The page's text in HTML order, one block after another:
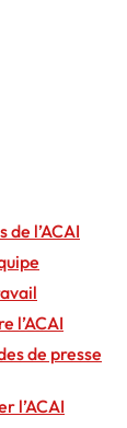
de l’ACAI
l’ACAI
de presse
l’ACAI